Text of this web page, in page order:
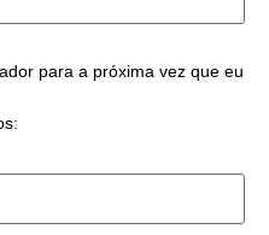
para a próxima vez que eu